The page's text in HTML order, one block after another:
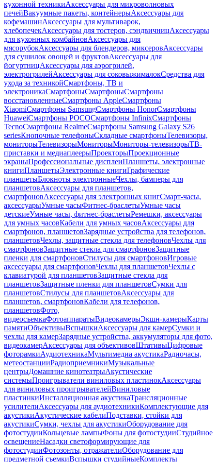
кухонной техникиАксессуары для микроволновых
печейВакуумные пакеты, контейнерыАксессуары для
кофемашинАксессуары для мультиварок,
хлебопечекАксессуары для тостеров, сэндвичницАксессуары
для кухонных комбайновАксессуары для
мясорубокАксессуары для блендеров, миксеровАксессуары
для сушилок овощей и фруктовАксессуары для
йогуртницАксессуары для аэрогрилей,
электрогрилейАксессуары для соковыжималокСредства для
ухода за техникойСмартфоны, ТВ и
электроникаСмартфоныСмартфоныСмартфоны
восстановленныеСмартфоны AppleСмартфоны
XiaomiСмартфоны SamsungСмартфоны HonorСмартфоны
HuaweiСмартфоны POCOСмартфоны InfinixСмартфоны
TecnoСмартфоны RealmeСмартфоны Samsung Galaxy S26
seriesКнопочные телефоныСкладные смартфоныТелевизоры,
мониторыТелевизорыМониторыМониторы-телевизорыТВ-
приставки и медиаплеерыПроекторыПроекционные
экраныПрофессиональные дисплеиПланшеты, электронные
книгиПланшетыЭлектронные книгиГрафические
планшетыБлокноты электронныеЧехлы, бамперы для
планшетовАксессуары для планшетов,
смартфоновАксессуары для электронных книгСмарт-часы,
аксессуарыУмные часыФитнес-браслетыУмные часы
детскиеУмные часы, фитнес-браслетыРемешки, аксессуары
для умных часовКабели для умных часовАксессуары для
смартфонов, планшетовЗарядные устройства для телефонов,
планшетовЧехлы, защитные стекла для телефоновЧехлы для
смартфоновЗащитные стекла для смартфоновЗащитные
пленки для смартфоновСтилусы для смартфоновИгровые
аксессуары для смартфоновЧехлы для планшетовЧехлы с
клавиатурой для планшетовЗащитные стекла для
планшетовЗащитные пленки для планшетовСумки для
планшетовСтилусы для планшетовАксессуары для
планшетов, смартфоновКабели для телефонов,
планшетовФото,
видеосъемкаФотоаппаратыВидеокамерыЭкшн-камерыКарты
памятиОбъективыВспышкиАксессуары для камерСумки и
чехлы для камерЗарядные устройства, аккумуляторы для фото,
видеокамерАксессуары для объективовШтативыЦифровые
фоторамкиАудиотехникаМультимедиа акустикаРадиочасы,
метеостанцииРадиоприемникиМузыкальные
центрыДомашние кинотеатрыАкустические
системыПроигрыватели виниловых пластинокАксессуары
для виниловых проигрывателейВиниловые
пластинкиИнсталляционная акустикаТрансляционные
усилителиАксессуары для аудиотехникиКомплектующие для
акустикиАкустические кабелиПодставки, стойки для
акустикиСумки, чехлы для акустикиОборудование для
фотостудииКольцевые лампыФоны для фотостудииСтудийное
освещениеНасадки светоформирующие для
фотостудииФотозонты, отражателиОборудование для
предметной съемкиВспышки студийныеКомплекты